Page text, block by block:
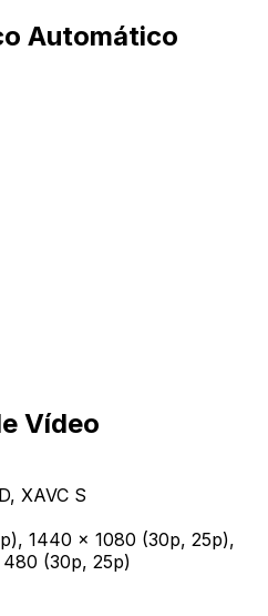
Automático
Vídeo
XAVC S
1440 x 1080 (30p, 25p),
(30p, 25p)